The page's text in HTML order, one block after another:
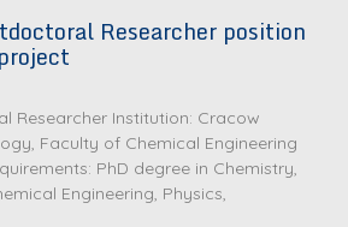
Researcher position
Researcher Institution: Cracow
Faculty of Chemical Engineering
PhD degree in Chemistry,
Engineering, Physics,